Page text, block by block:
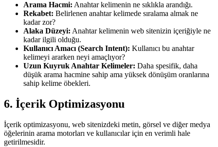
Arama Hacmi: Anahtar kelimenin ne sıklıkla arandığı.
Rekabet: Belirlenen anahtar kelimede sıralama almak ne
kadar zor?
Alaka Düzeyi: Anahtar kelimenin web sitenizin içeriğiyle ne
kadar ilgili olduğu.
Kullanıcı Amacı (Search Intent): Kullanıcı bu anahtar
kelimeyi ararken neyi amaçlıyor?
Uzun Kuyruk Anahtar Kelimeler: Daha spesifik, daha
düşük arama hacmine sahip ama yüksek dönüşüm oranlarına
sahip kelime öbekleri.
6. İçerik Optimizasyonu
İçerik optimizasyonu, web sitenizdeki metin, görsel ve diğer medya
öğelerinin arama motorları ve kullanıcılar için en verimli hale
getirilmesidir.